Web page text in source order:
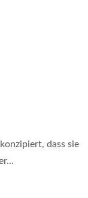
dass sie